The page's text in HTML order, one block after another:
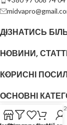
ДІЗНАТИСЬ
НОВИНИ,
КОРИСНІ
ОСНОВНІ